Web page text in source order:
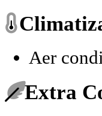
Aer
Extra